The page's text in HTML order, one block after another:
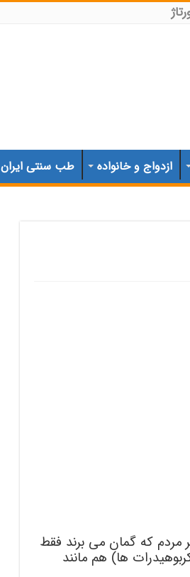
ازدواج و خانواده طب سنتی ایران
مردم که گمان می برند فقط
ها) هم مانند